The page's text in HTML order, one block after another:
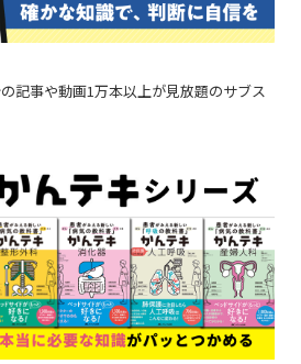
記事や動画1万本以上が見放題のサブス